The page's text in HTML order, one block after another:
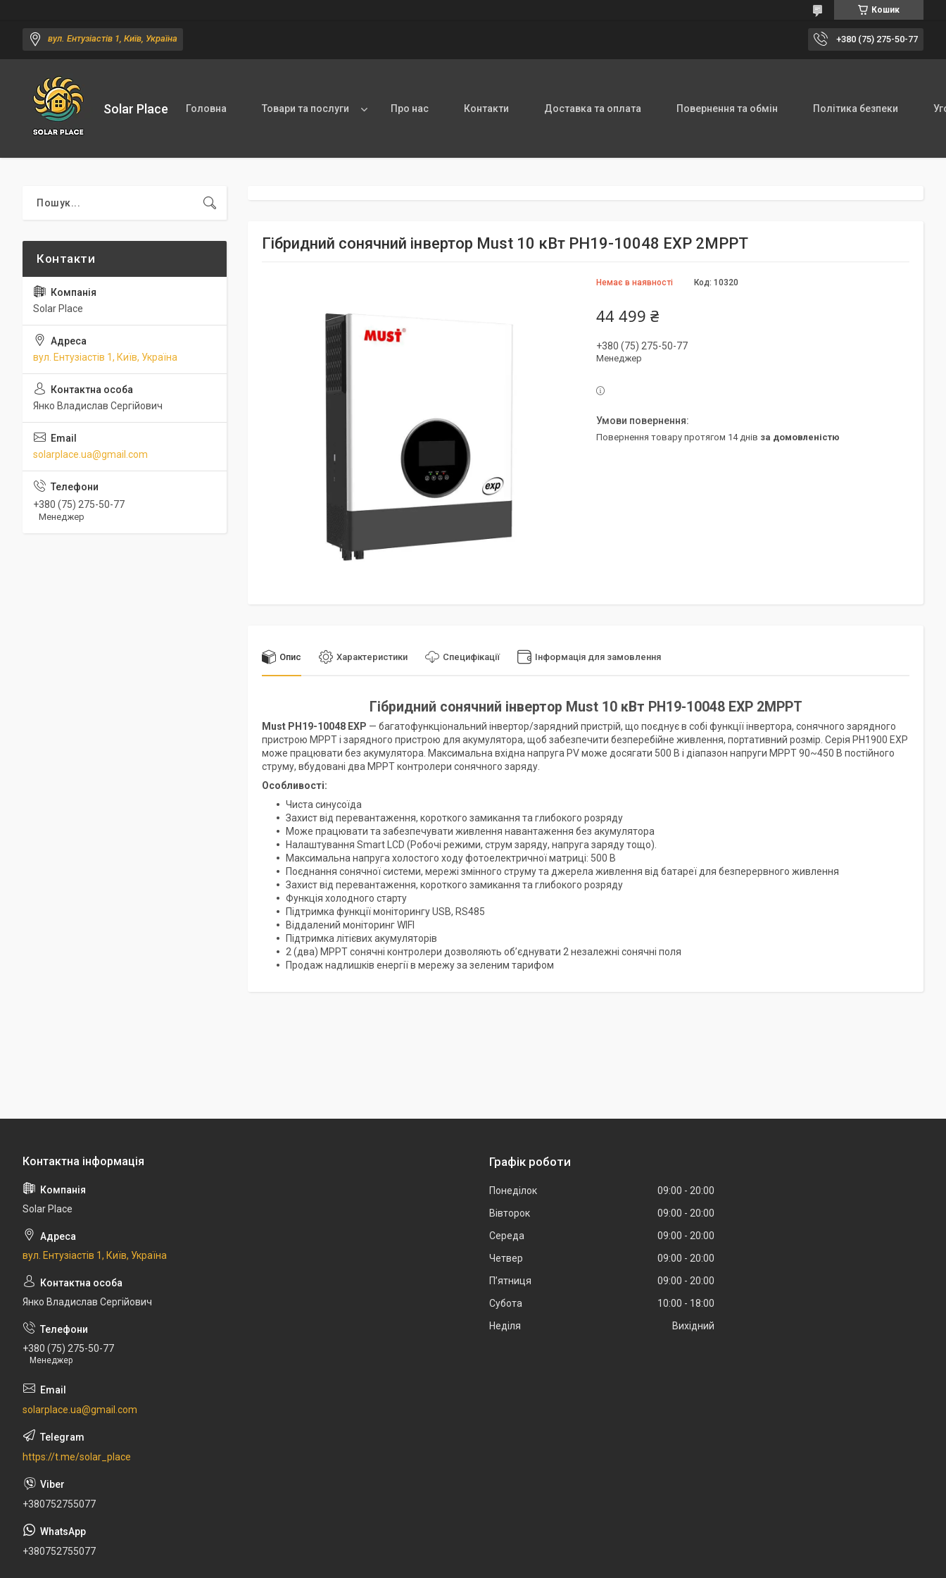
Кошик
вул. Ентузіастів 1, Київ, Україна +380 (75) 275-50-77
Solar Place Головна Товари та послуги Про нас Контакти Доставка та оплата Повернення та обмін Політика безпеки
Гібридний сонячний інвертор Must 10 кВт PH19-10048 EXP 2MPPT
Немає в наявності Код: 10320
44 499 ₴
+380 (75) 275-50-77
Менеджер
повернення товару протягом 14 днів за домовленістю
Опис Характеристики Специфікації Інформація для замовлення
Гібридний сонячний інвертор Must 10 кВт PH19-10048 EXP 2MPPT
Must PH19-10048 EXP — багатофункціональний інвертор/зарядний пристрій, що поєднує в собі функції інвертора, сонячного зарядного
пристрою MPPT і зарядного пристрою для акумулятора, щоб забезпечити безперебійне живлення, портативний розмір. Серія PH1900 EXP
може працювати без акумулятора. Максимальна вхідна напруга PV може досягати 500 В і діапазон напруги MPPT 90~450 В постійного
струму, вбудовані два MPPT контролери сонячного заряду.
Особливості:
Чиста синусоїда
Захист від перевантаження, короткого замикання та глибокого розряду
Може працювати та забезпечувати живлення навантаження без акумулятора
Налаштування Smart LCD (Робочі режими, струм заряду, напруга заряду тощо).
Максимальна напруга холостого ходу фотоелектричної матриці: 500 В
Поєднання сонячної системи, мережі змінного струму та джерела живлення від батареї для безперервного живлення
Захист від перевантаження, короткого замикання та глибокого розряду
Функція холодного старту
Підтримка функції моніторингу USB, RS485
Віддалений моніторинг WIFI
Підтримка літієвих акумуляторів
2 (два) MPPT сонячні контролери дозволяють об’єднувати 2 незалежні сонячні поля
Продаж надлишків енергії в мережу за зеленим тарифом
Solar Place
вул. Ентузіастів 1, Київ, Україна
Янко Владислав Сергійович
solarplace.ua@gmail.com
+380 (75) 275-50-77
Менеджер
Solar Place
вул. Ентузіастів 1, Київ, Україна
Янко Владислав Сергійович
+380 (75) 275-50-77
Менеджер
solarplace.ua@gmail.com
https://t.me/solar_place
+380752755077
+380752755077
Графік роботи
Понеділок 09:00
20:00
Вівторок
09:00
20:00
Середа
09:00
20:00
Четвер
09:00
20:00
Пʼятниця
09:00
20:00
Субота
10:00
18:00
Неділя
Вихідний